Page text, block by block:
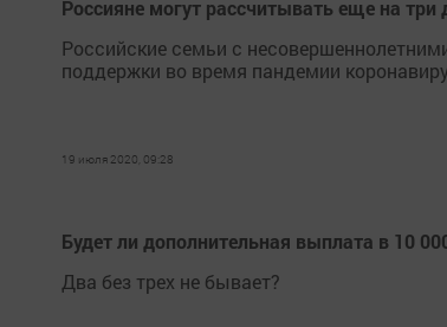
Россияне могут рассчитывать еще на три
Российские семьи с
поддержки во время пандемии
19 июля 2020, 09:28
Будет ли дополнительная выплата в 10
Два без трех не бывает?